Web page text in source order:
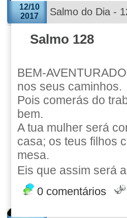
12/10
2017
Salmo do Dia -
Salmo 128
BEM-
nos seus caminhos.
Pois comerás do
bem.
A tua mulher será
casa; os teus filhos
mesa.
Eis que assim será
0 comentários